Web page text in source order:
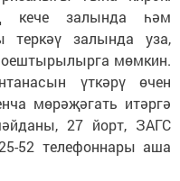
кече залында һәм
теркәү залында уза,
оештырылырга мөмкин.
үткәрү өчен
мөрәҗәгать итәргә
27 йорт, ЗАГС
52 телефоннары аша